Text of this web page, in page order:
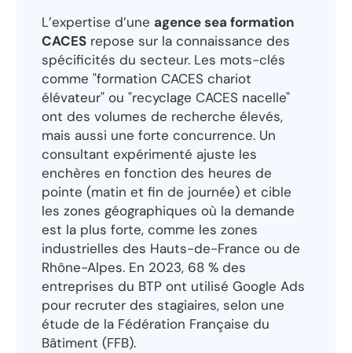
L’expertise d’une agence sea formation
CACES repose sur la connaissance des
spécificités du secteur. Les mots-clés
comme "formation CACES chariot
élévateur" ou "recyclage CACES nacelle"
ont des volumes de recherche élevés,
mais aussi une forte concurrence. Un
consultant expérimenté ajuste les
enchères en fonction des heures de
pointe (matin et fin de journée) et cible
les zones géographiques où la demande
est la plus forte, comme les zones
industrielles des Hauts-de-France ou de
Rhône-Alpes. En 2023, 68 % des
entreprises du BTP ont utilisé Google Ads
pour recruter des stagiaires, selon une
étude de la Fédération Française du
Bâtiment (FFB).